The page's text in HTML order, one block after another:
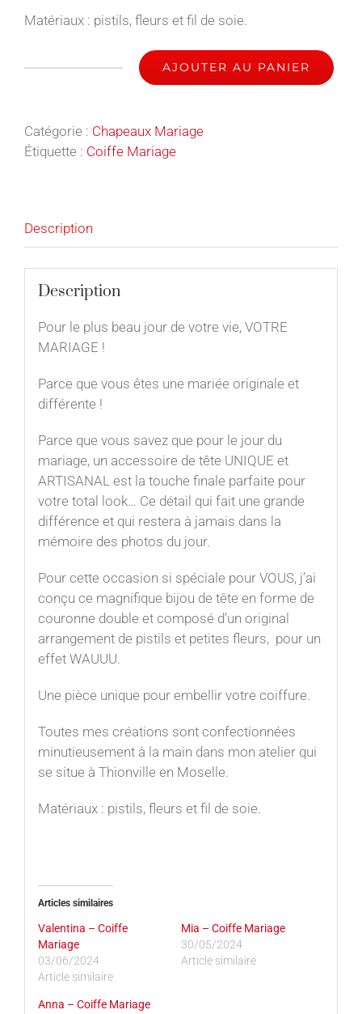
Matériaux : pistils, fleurs et fil de soie.
-
Coiffe
AJOUTER AU PANIER
Catégorie : Chapeaux Mariage
Étiquette : Coiffe Mariage
Description
Description
Pour le plus beau jour de votre vie, VOTRE
MARIAGE !
Parce que vous êtes une mariée originale et
différente !
Parce que vous savez que pour le jour du
mariage, un accessoire de tête UNIQUE et
ARTISANAL est la touche finale parfaite pour
votre total look… Ce détail qui fait une grande
différence et qui restera à jamais dans la
mémoire des photos du jour.
Pour cette occasion si spéciale pour VOUS, j’ai
conçu ce magnifique bijou de tête en forme de
couronne double et composé d’un original
arrangement de pistils et petites fleurs, pour un
effet WAUUU.
Une pièce unique pour embellir votre coiffure.
Toutes mes créations sont confectionnées
minutieusement à la main dans mon atelier qui
se situe à Thionville en Moselle.
Matériaux : pistils, fleurs et fil de soie.
Articles similaires
Valentina – Coiffe
Mariage
03/06/2024
Article similaire
Mia – Coiffe Mariage
30/05/2024
Article similaire
Anna – Coiffe Mariage